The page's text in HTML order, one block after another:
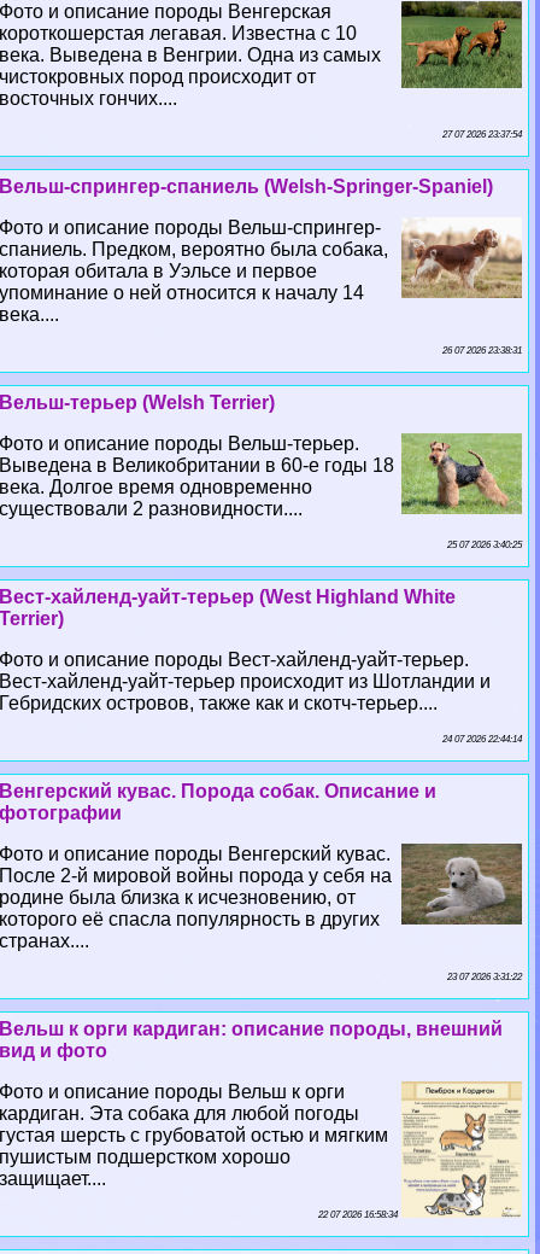
Фото и описание породы Венгерская
короткошерстая легавая. Известна с 10
века. Выведена в Венгрии. Одна из самых
чистокровных пород происходит от
восточных гончих....
27 07 2026 23:37:54
Вельш-спрингер-спаниель (Welsh-Springer-Spaniel)
Фото и описание породы Вельш-спрингер-
спаниель. Предком, вероятно была собака,
которая обитала в Уэльсе и первое
упоминание о ней относится к началу 14
века....
26 07 2026 23:38:31
Вельш-терьер (Welsh Terrier)
Фото и описание породы Вельш-терьер.
Выведена в Великобритании в 60-е годы 18
века. Долгое время одновременно
существовали 2 разновидности....
25 07 2026 3:40:25
Вест-хайленд-уайт-терьер (West Highland White
Terrier)
Фото и описание породы Вест-хайленд-уайт-терьер.
Вест-хайленд-уайт-терьер происходит из Шотландии и
Гебридских островов, также как и скотч-терьер....
24 07 2026 22:44:14
Венгерский кувас. Порода собак. Описание и
фотографии
Фото и описание породы Венгерский кувас.
После 2-й мировой войны порода у себя на
родине была близка к исчезновению, от
которого её спасла популярность в других
странах....
23 07 2026 3:31:22
Вельш к opги кардиган: описание породы, внешний
вид и фото
Фото и описание породы Вельш к opги
кардиган. Эта собака для любой погоды
густая шерсть с грубоватой остью и мягким
пушистым подшерстком хорошо
защищает....
22 07 2026 16:58:34